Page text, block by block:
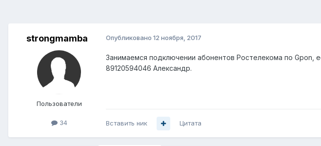
strongmamba
Пользователи
34
Опубликовано 12 ноября, 2017
Занимаемся подключении абонентов Ростелекома по Gpon,
89120594046 Александр.
Вставить ник Цитата